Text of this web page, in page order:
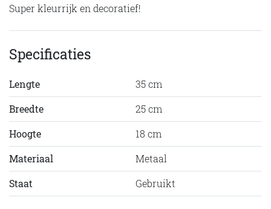
Super kleurrijk en decoratief!
Specificaties
Lengte
35 cm
Breedte
25 cm
Hoogte
18 cm
Materiaal
Metaal
Staat
Gebruikt